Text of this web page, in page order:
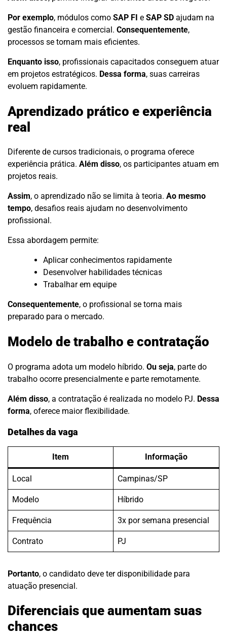
Por exemplo, módulos como SAP FI e SAP SD ajudam na
gestão financeira e comercial. Consequentemente,
processos se tornam mais eficientes.
Enquanto isso, profissionais capacitados conseguem atuar
em projetos estratégicos. Dessa forma, suas carreiras
evoluem rapidamente.
Aprendizado prático e experiência
real
Diferente de cursos tradicionais, o programa oferece
experiência prática. Além disso, os participantes atuam em
projetos reais.
Assim, o aprendizado não se limita à teoria. Ao mesmo
tempo, desafios reais ajudam no desenvolvimento
profissional.
Essa abordagem permite:
Aplicar conhecimentos rapidamente
Desenvolver habilidades técnicas
Trabalhar em equipe
Consequentemente, o profissional se torna mais
preparado para o mercado.
Modelo de trabalho e contratação
O programa adota um modelo híbrido. Ou seja, parte do
trabalho ocorre presencialmente e parte remotamente.
Além disso, a contratação é realizada no modelo PJ. Dessa
forma, oferece maior flexibilidade.
Detalhes da vaga
Item Informação
Local Campinas/SP
Modelo Híbrido
Frequência 3x por semana presencial
Contrato PJ
Portanto, o candidato deve ter disponibilidade para
atuação presencial.
Diferenciais que aumentam suas
chances